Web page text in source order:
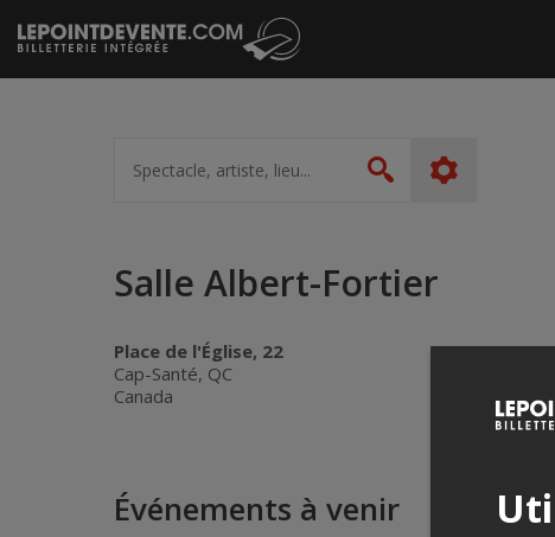
Passer
au
contenu
artiste,
lieu...
Rechercher
Salle Albert-Fortier
Place de l'Église, 22
Cap-Santé, QC
Canada
Événements à venir